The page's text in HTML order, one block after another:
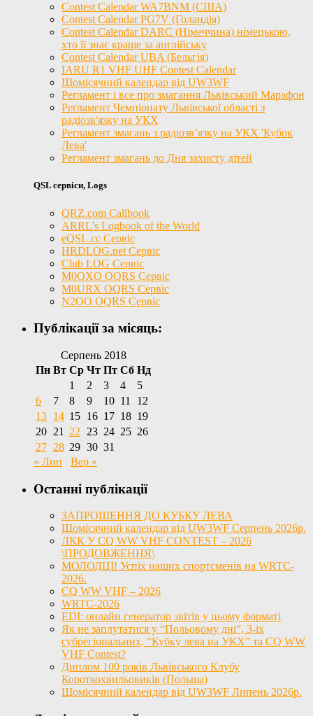
Contest Calendar WA7BNM (США)
Contest Calendar PG7V (Голандія)
Contest Calendar DARC (Німеччина) німецькою,
хто її знає краще за англійську
Contest Calendar UBA (Бельгія)
IARU R1 VHF UHF Contest Calendar
Щомісячний календар від UW3WF
Регламент і все про змагання Львівський Марафон
Регламент Чемпіонату Львівської області з
радіозв'язку на УКХ
Регламент змагань з радіозв’язку на УКХ 'Кубок
Лева'
Регламент змагань до Дня захисту дітей
QSL сервіси, Logs
QRZ.com Callbook
ARRL's Logbook of the World
eQSL.cc Сервіс
HRDLOG.net Сервіс
Club LOG Сервіс
M0OXO OQRS Сервіс
M0URX OQRS Сервіс
N2OO OQRS Сервіс
Публікації за місяць:
Серпень 2018
Пн Вт Ср Чт Пт Сб Нд
1
2 3 4
5
6
7 8 9 10 11
12
13 14 15 16 17 18 19
20 21 22 23 24 25 26
27 28 29 30 31
« Лип
Вер »
Останні публікації
ЗАПРОШЕННЯ ДО КУБКУ ЛЕВА
Щомісячний календар від UW3WF Серпень 2026р.
ЛКК У CQ WW VHF CONTEST – 2026
\ПРОДОВЖЕННЯ\
МОЛОДЦІ! Успіх наших спортсменів на WRTC-
2026.
CQ WW VHF – 2026
WRTC-2026
EDI: онлайн генератор звітів у цьому форматі
Як не заплутатися у “Польовому дні”, 3-іх
субрегіональних, “Кубку лева на УКХ” та CQ WW
VHF Contest?
Диплом 100 років Львівського Клубу
Короткохвильовиків (Польща)
Щомісячний календар від UW3WF Липень 2026р.